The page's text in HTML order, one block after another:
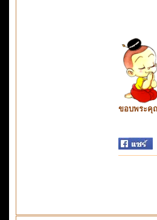
ขอบพระคุ